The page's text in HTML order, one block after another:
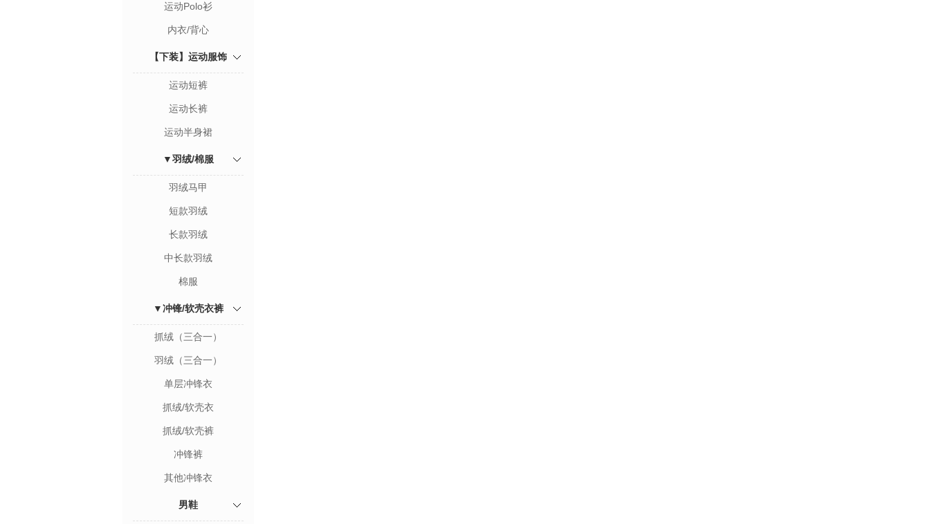
运动Polo衫
内衣/背心
【下装】运动服饰
运动短裤
运动长裤
运动半身裙
▼羽绒/棉服
羽绒马甲
短款羽绒
长款羽绒
中长款羽绒
棉服
▼冲锋/软壳衣裤
抓绒（三合一）
羽绒（三合一）
单层冲锋衣
抓绒/软壳衣
抓绒/软壳裤
冲锋裤
其他冲锋衣
男鞋